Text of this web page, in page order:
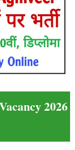
2026